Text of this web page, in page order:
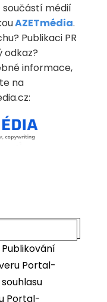
součástí médií
AZETmédia.
Publikaci PR
odkaz?
informace,
na
Publikování
Portal-
Portal-